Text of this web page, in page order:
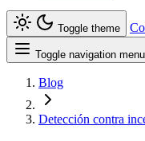
Toggle theme
Toggle navigation menu
Blog
Detección contra